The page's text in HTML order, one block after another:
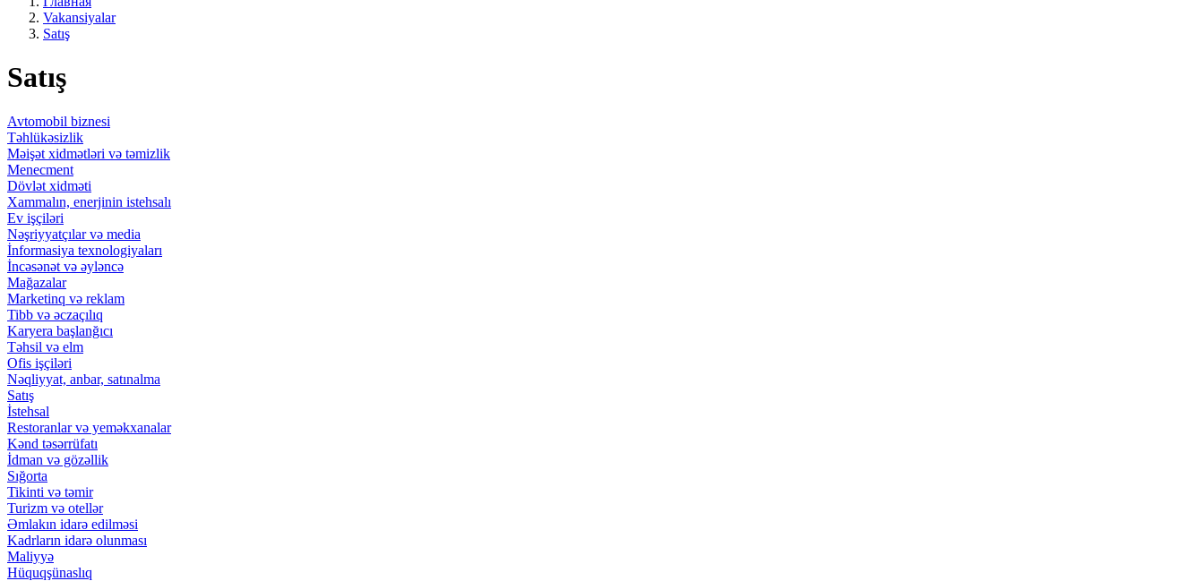
Vakansiyalar
Satış
Satış
Avtomobil biznesi
Təhlükəsizlik
Məişət xidmətləri və təmizlik
Menecment
Dövlət xidməti
Xammalın, enerjinin istehsalı
Ev işçiləri
Nəşriyyatçılar və media
İnformasiya texnologiyaları
İncəsənət və əyləncə
Mağazalar
Marketinq və reklam
Tibb və əczaçılıq
Karyera başlanğıcı
Təhsil və elm
Ofis işçiləri
Nəqliyyat, anbar, satınalma
Satış
İstehsal
Restoranlar və yeməkxanalar
Kənd təsərrüfatı
İdman və gözəllik
Sığorta
Tikinti və təmir
Turizm və otellər
Əmlakın idarə edilməsi
Kadrların idarə olunması
Maliyyə
Hüquqşünaslıq